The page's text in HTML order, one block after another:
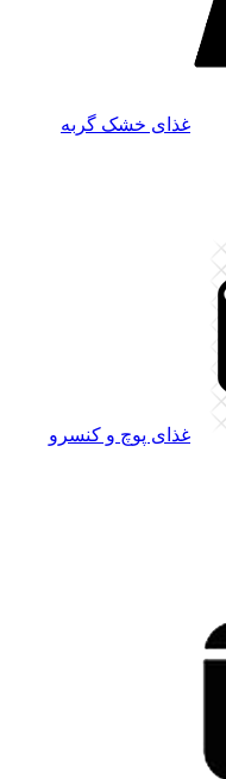
غذای خشک گربه
غذای پوچ و کنسرو